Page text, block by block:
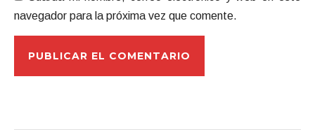
navegador para la próxima vez que comente.